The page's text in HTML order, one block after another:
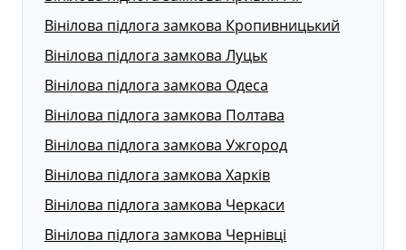
Вінілова підлога замкова Кропивницький
Вінілова підлога замкова Луцьк
Вінілова підлога замкова Одеса
Вінілова підлога замкова Полтава
Вінілова підлога замкова Ужгород
Вінілова підлога замкова Харків
Вінілова підлога замкова Черкаси
Вінілова підлога замкова Чернівці